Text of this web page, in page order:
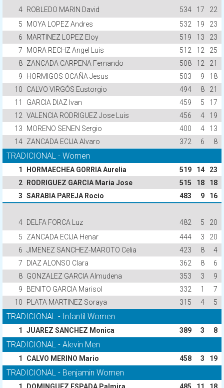
4 ROBLEDO MARIN David 534 17
22
5
MOYA LOPEZ Andres 532 19
23
6
MARTINEZ LOPEZ Eloy 519 13
23
7
MORA RECHZ Angel Luis 512 12
25
8 ZANCADA CARPENA Fernando 508 12
21
9
HORMIGOS OCAÑA Jesus 503 9
18
10
CALVO VIRGÓS Eustorgio 494 8
21
11
GARCIA DIAZ Ivan 459 5
17
12 VALENCIA RODRIGUEZ Jose Luis 456 4
19
13
MORENO SENEN Sergio 400 4
13
14 ZANCADA ECIJA Alvaro 372 6 8
TRADICIONAL - Women
1 HORMAECHEA GORRIA Aurelia 519 14
23
2
RODRIGUEZ GARCIA Maria Jose 515 18
18
3 SARABIA PAREJA Rocio 483 9 16
4 DELFA FORCA Luz 482 5
20
5
ZANCADA ECIJA Henar 444 3
20
6 JIMENEZ SANCHEZ-MAROTO Celia 423 8
4
7
DIAZ ALONSO Clara 362 8
6
8 GONZALEZ GARCIA Almudena 353 3
9
9
BENITO GARCIA Marisol 332 1
7
10
PLATA MARTINEZ Soraya 315 4 5
TRADICIONAL - Infantil Women
1 JUAREZ SANCHEZ Monica 389 3 8
TRADICIONAL - Alevin Men
1 CALVO MERINO Mario 458 3 19
TRADICIONAL - Benjamin Women